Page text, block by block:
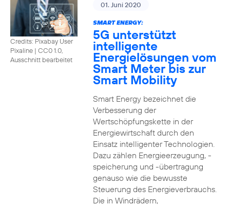
Credits: Pixabay User
Pixaline | CC0 1.0,
Ausschnitt bearbeitet
01. Juni 2020
SMART ENERGY:
5G unterstützt
intelligente
Energielösungen vom
Smart Meter bis zur
Smart Mobility
Smart Energy bezeichnet die
Verbesserung der
Wertschöpfungskette in der
Energiewirtschaft durch den
Einsatz intelligenter Technologien.
Dazu zählen Energieerzeugung, -
speicherung und -übertragung
genauso wie die bewusste
Steuerung des Energieverbrauchs.
Die in Windrädern,